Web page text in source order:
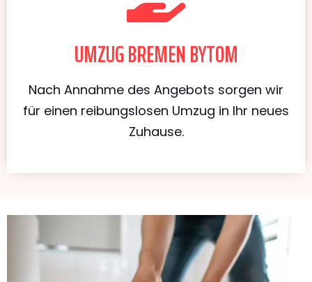
UMZUG BREMEN BYTOM
Nach Annahme des Angebots sorgen wir
für einen reibungslosen Umzug in Ihr neues
Zuhause.